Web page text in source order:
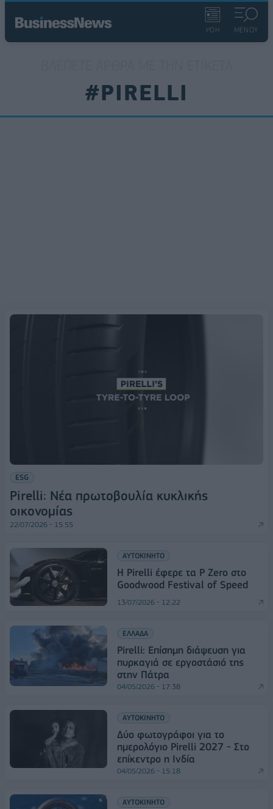
ΡΟΗ ΜΕΝΟΥ
#PIRELLI
ESG
Pirelli: Νέα πρωτοβουλία κυκλικής
οικονομίας
22/07/2026 - 15:55
ΑΥΤΟΚΙΝΗΤΟ
Η Pirelli έφερε τα P Zero στο
Goodwood Festival of Speed
13/07/2026 - 12:22
ΕΛΛΑΔΑ
Pirelli: Επίσημη διάψευση για
πυρκαγιά σε εργοστάσιό της
στην Πάτρα
04/05/2026 - 17:38
ΑΥΤΟΚΙΝΗΤΟ
Δύο φωτογράφοι για το
ημερολόγιο Pirelli 2027 - Στο
επίκεντρο η Ινδία
04/05/2026 - 15:18
ΑΥΤΟΚΙΝΗΤΟ